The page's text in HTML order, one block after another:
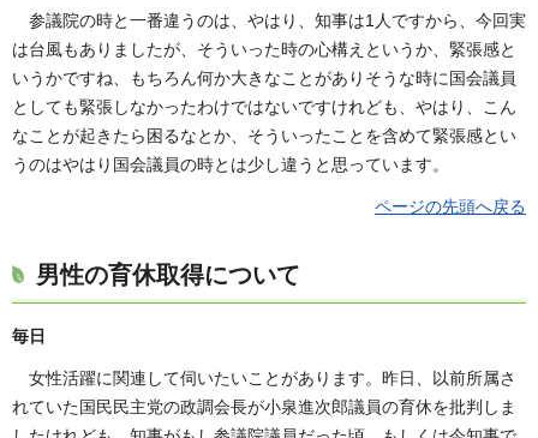
参議院の時と一番違うのは、やはり、知事は1人ですから、今回実
は台風もありましたが、そういった時の心構えというか、緊張感と
いうかですね、もちろん何か大きなことがありそうな時に国会議員
としても緊張しなかったわけではないですけれども、やはり、こん
なことが起きたら困るなとか、そういったことを含めて緊張感とい
うのはやはり国会議員の時とは少し違うと思っています。
ページの先頭へ戻る
男性の育休取得について
毎日
女性活躍に関連して伺いたいことがあります。昨日、以前所属さ
れていた国民民主党の政調会長が小泉進次郎議員の育休を批判しま